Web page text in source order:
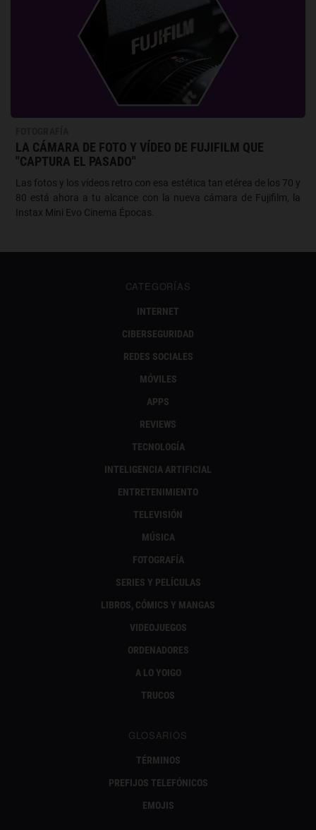
LA CÁMARA DE FOTO Y VÍDEO DE FUJIFILM QUE
"CAPTURA EL PASADO"
Las fotos y los vídeos retro con esa estética tan etérea de los 70 y
80 está ahora a tu alcance con la nueva cámara de Fujifilm, la
Instax Mini Evo Cinema Épocas.
CATEGORÍAS
INTERNET
CIBERSEGURIDAD
REDES SOCIALES
MÓVILES
APPS
REVIEWS
TECNOLOGÍA
INTELIGENCIA ARTIFICIAL
ENTRETENIMIENTO
TELEVISIÓN
MÚSICA
FOTOGRAFÍA
SERIES Y PELÍCULAS
LIBROS, CÓMICS Y MANGAS
VIDEOJUEGOS
ORDENADORES
A LO YOIGO
TRUCOS
GLOSARIOS
TÉRMINOS
PREFIJOS TELEFÓNICOS
EMOJIS